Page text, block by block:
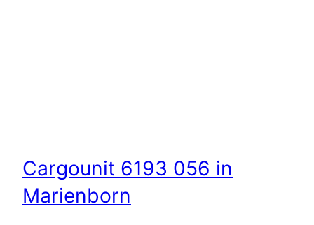
Cargounit 6193 056 in
Marienborn